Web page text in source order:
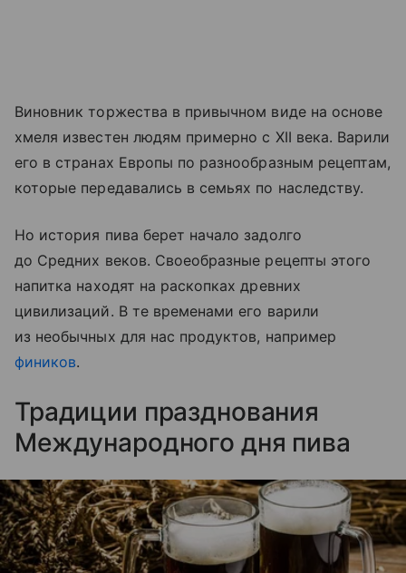
Виновник торжества в привычном виде на основе
хмеля известен людям примерно с XII века. Варили
его в странах Европы по разнообразным рецептам,
которые передавались в семьях по наследству.
Но история пива берет начало задолго
до Средних веков. Своеобразные рецепты этого
напитка находят на раскопках древних
цивилизаций. В те временами его варили
из необычных для нас продуктов, например
фиников.
Традиции празднования
Международного дня пива